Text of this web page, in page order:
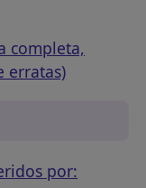
completa,
erratas)
por: